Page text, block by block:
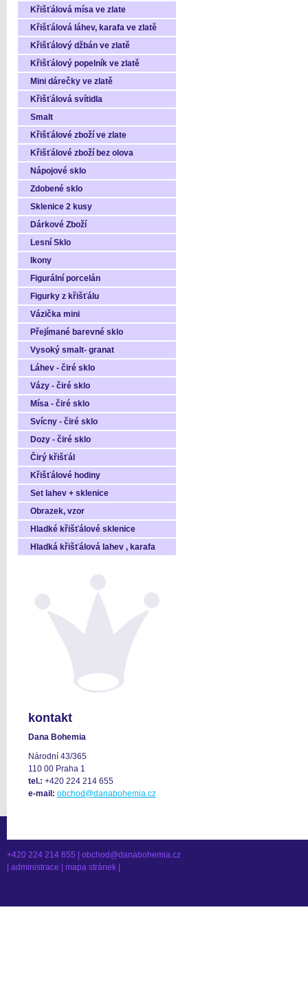
Křišťálová mísa ve zlate
Křišťálová láhev, karafa ve zlatě
Křišťálový džbán ve zlatě
Křišťálový popelník ve zlatě
Mini dárečky ve zlatě
Křišťálová svítidla
Smalt
Křišťálové zboží ve zlate
Křišťálové zboží bez olova
Nápojové sklo
Zdobené sklo
Sklenice 2 kusy
Dárkové Zboží
Lesní Sklo
Ikony
Figurální porcelán
Figurky z křišťálu
Vázička mini
Přejímané barevné sklo
Vysoký smalt- granat
Láhev - čiré sklo
Vázy - čiré sklo
Mísa - čiré sklo
Svícny - čiré sklo
Dozy - čiré sklo
Čirý křišťál
Křišťálové hodiny
Set lahev + sklenice
Obrazek, vzor
Hladké křišťálové sklenice
Hladká křišťálová lahev , karafa
kontakt
Dana Bohemia
Národní 43/365
110 00 Praha 1
tel.: +420 224 214 655
e-mail: obchod@danabohemia.cz
+420 224 214 655 | obchod@danabohemia.cz
administrace mapa stránek|